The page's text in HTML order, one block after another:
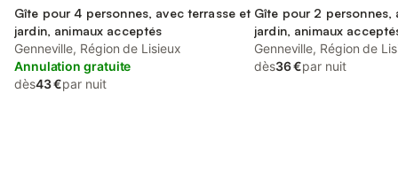
Gîte pour 4 personnes, avec terrasse et
jardin, animaux acceptés
Genneville, Région de Lisieux
Annulation gratuite
dès43 €par nuit
Gîte pour 2 personnes,
jardin, animaux
Genneville, Région de
dès36 €par nuit